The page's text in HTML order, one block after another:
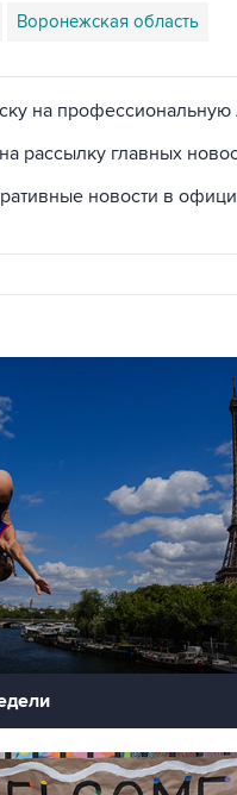
Воронежская область
на профессиональную
рассылку главных
новости в